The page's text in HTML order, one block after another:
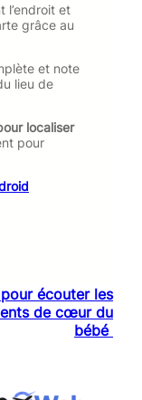
l’endroit et
grâce au
et note
lieu de
localiser
pour
écouter les
de cœur du
bébé